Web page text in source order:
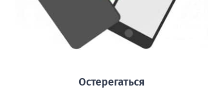
Остерегаться